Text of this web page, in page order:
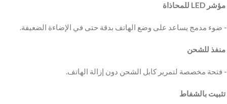
‫ مؤشر LED للمحاذاة
‫ منفذ للشحن
‫ تثبيت بالشفاط